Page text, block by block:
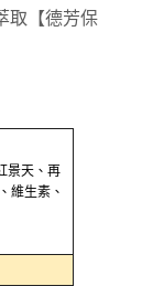
，可透過四大超商／
成。
要取消訂單，請聯絡
顯示為準，若有關於
繫「AFTEE先享後付
home
後付」服務完成之交
相關給付款項請求債
取【德芳保
景天、再
維生素、